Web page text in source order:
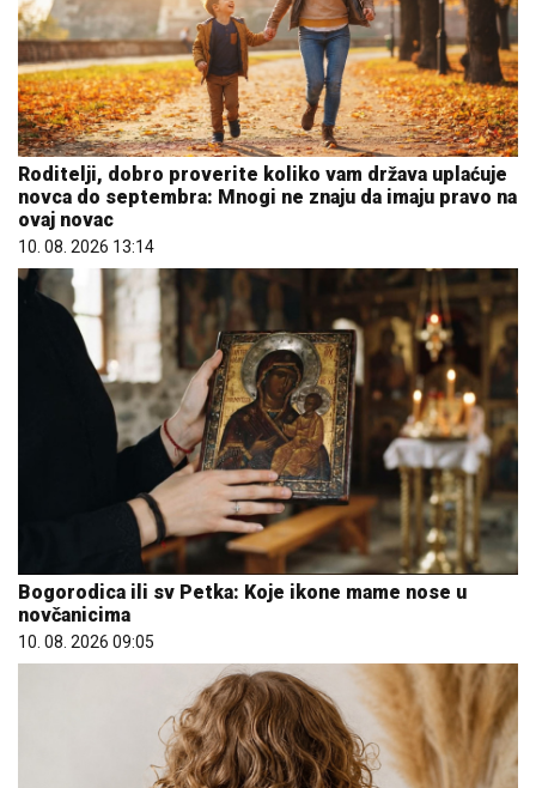
Roditelji, dobro proverite koliko vam država uplaćuje
novca do septembra: Mnogi ne znaju da imaju pravo na
ovaj novac
10. 08. 2026 13:14
Bogorodica ili sv Petka: Koje ikone mame nose u
novčanicima
10. 08. 2026 09:05